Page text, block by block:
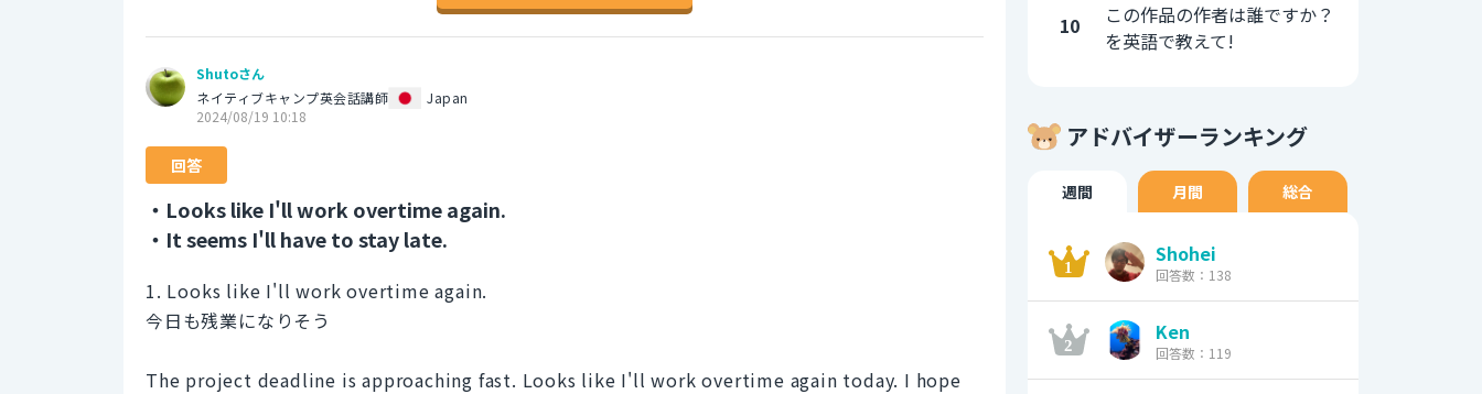
Shutoさん
ネイティブキャンプ英会話講師
Japan
2024/08/19 10:18
回答
・Looks like I'll work overtime again.
・It seems I'll have to stay late.
1. Looks like I'll work overtime again.
今日も残業になりそう
The project deadline is approaching fast. Looks like I'll work overtime again today. I hope
10
この作品の作者は誰ですか？
を英語で教えて!
アドバイザーランキング
週間 月間 総合
Shohei
回答数：138
Ken
回答数：119